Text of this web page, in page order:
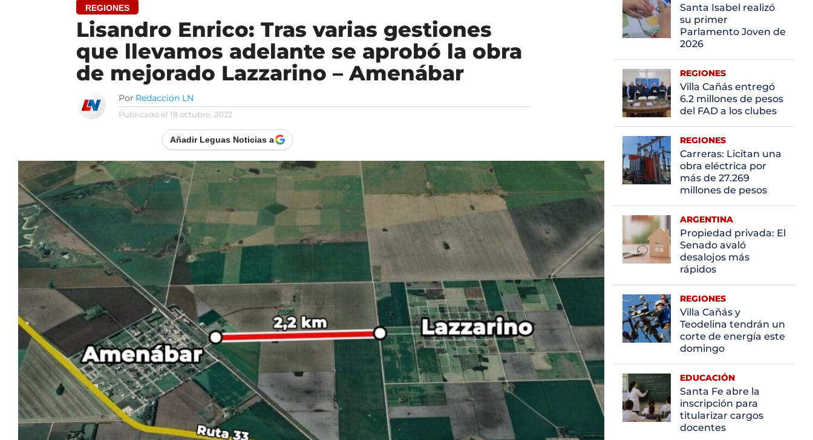
REGIONES
Lisandro Enrico: Tras varias gestiones
que llevamos adelante se aprobó la obra
de mejorado Lazzarino – Amenábar
Por Redacción LN
Publicado el 18 octubre, 2022
Añadir Leguas Noticias a
Santa Isabel realizó
su primer
Parlamento Joven de
2026
REGIONES
Villa Cañás entregó
6.2 millones de pesos
del FAD a los clubes
REGIONES
Carreras: Licitan una
obra eléctrica por
más de 27.269
millones de pesos
ARGENTINA
Propiedad privada: El
Senado avaló
desalojos más
rápidos
REGIONES
Villa Cañás y
Teodelina tendrán un
corte de energía este
domingo
EDUCACIÓN
Santa Fe abre la
inscripción para
titularizar cargos
docentes